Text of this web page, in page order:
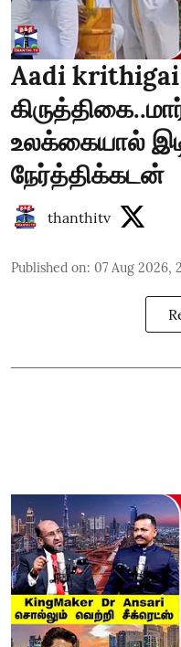
Aadi krithigai
உலக்கையால்
நேர்த்திக்கடன்
thanthitv
Published on: 07 Aug 2026,